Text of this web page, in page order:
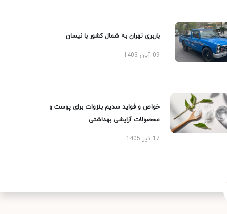
باربری تهران به شمال کشور با نیسان
09 آبان 1403
خواص و فواید سدیم بنزوات برای پوست و
محصولات آرایشی بهداشتی
17 تیر 1405